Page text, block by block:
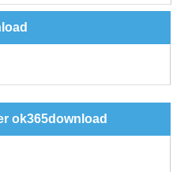
ok365download